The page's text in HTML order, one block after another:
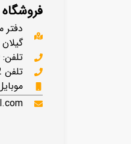
دفتر
تلفن: 01332627350
تلفن 2 : 01332627351
موبایل: